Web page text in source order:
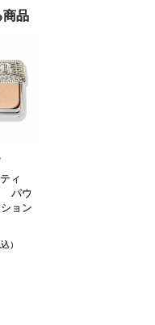
商品
ティ
パウ
ョン
）